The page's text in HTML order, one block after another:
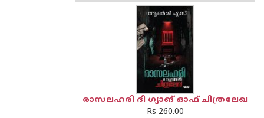
രാസലഹരി ദി ഗ്യാങ് ഓഫ് ചിത്രലേഖ
Rs 260.00